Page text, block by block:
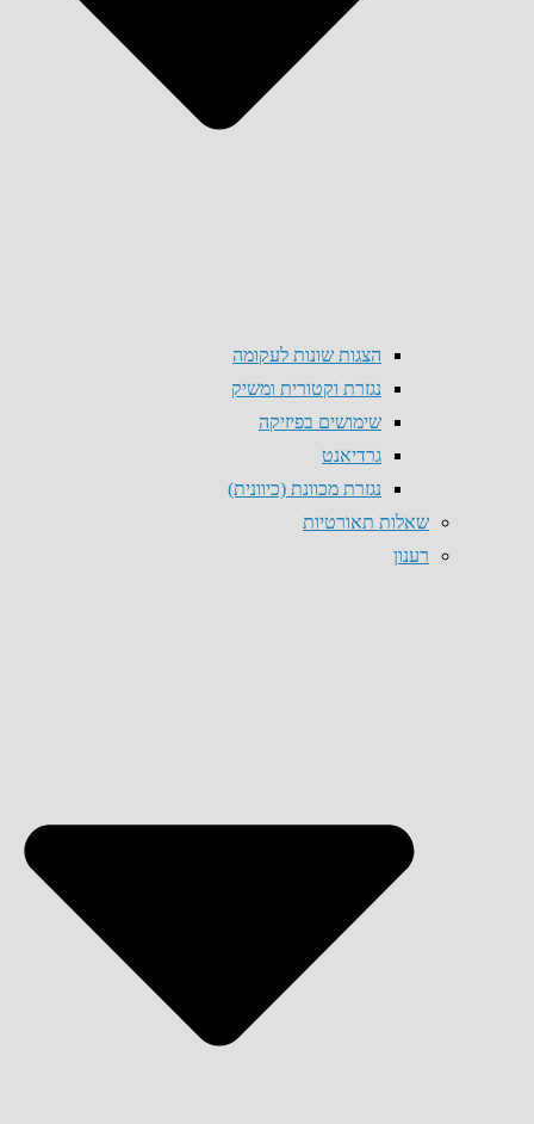
הצגות שונות לעקומה
נגזרת וקטורית ומשיק
שימושים בפיזיקה
גרדיאנט
נגזרת מכוונת (כיוונית)
שאלות תאורטיות
רענון